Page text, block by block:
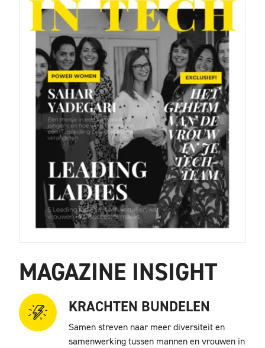
MAGAZINE INSIGHT
KRACHTEN BUNDELEN
Samen streven naar meer diversiteit en
samenwerking tussen mannen en vrouwen in